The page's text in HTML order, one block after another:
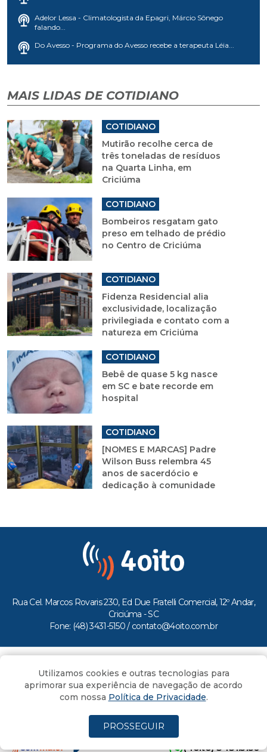
Adelor Lessa - Climatologista da Epagri, Márcio Sônego
falando...
Do Avesso - Programa do Avesso recebe a terapeuta Léia...
MAIS LIDAS DE COTIDIANO
COTIDIANO
Mutirão recolhe cerca de
três toneladas de resíduos
na Quarta Linha, em
Criciúma
COTIDIANO
Bombeiros resgatam gato
preso em telhado de prédio
no Centro de Criciúma
COTIDIANO
Fidenza Residencial alia
exclusividade, localização
privilegiada e contato com a
natureza em Criciúma
COTIDIANO
Bebê de quase 5 kg nasce
em SC e bate recorde em
hospital
COTIDIANO
[NOMES E MARCAS] Padre
Wilson Buss relembra 45
anos de sacerdócio e
dedicação à comunidade
Rua Cel. Marcos Rovaris 230, Ed Due Fratelli Comercial, 12º Andar,
Criciúma - SC
Fone: (48) 3431-5150 / contato@4oito.com.br
Todos os direitos reservados ao Portal 4oito
(4oito) 3431.5150
Utilizamos cookies e outras tecnologias para
aprimorar sua experiência de navegação de acordo
com nossa Política de Privacidade.
PROSSEGUIR